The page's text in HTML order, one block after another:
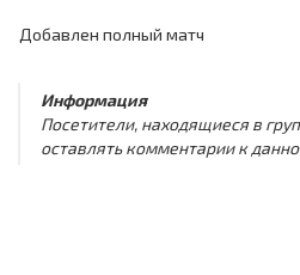
Добавлен полный матч
Информация
Посетители, находящиеся в
оставлять комментарии к